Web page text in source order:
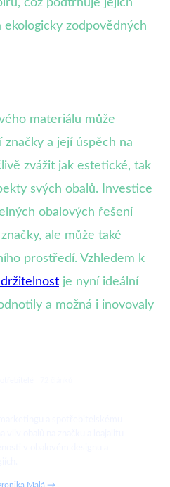
což podtrhuje jejich
ekologicky zodpovědných
materiálu může
a její úspěch na
zvážit jak estetické, tak
svých obalů. Investice
obalových řešení
ale může také
prostředí. Vzhledem k
je nyní ideální
a možná i inovovaly
Malá →